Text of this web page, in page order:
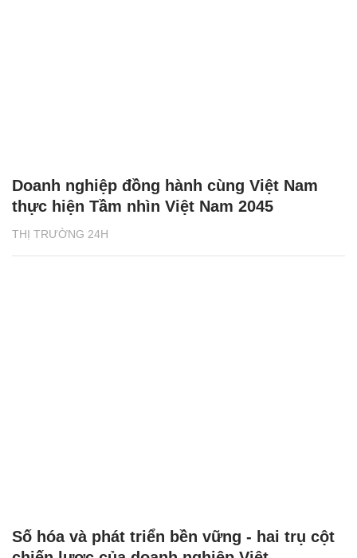
THỊ TRƯỜNG 24H
Doanh nghiệp đồng hành cùng Việt Nam
thực hiện Tầm nhìn Việt Nam 2045
Số hóa và phát triển bền vững - hai trụ cột